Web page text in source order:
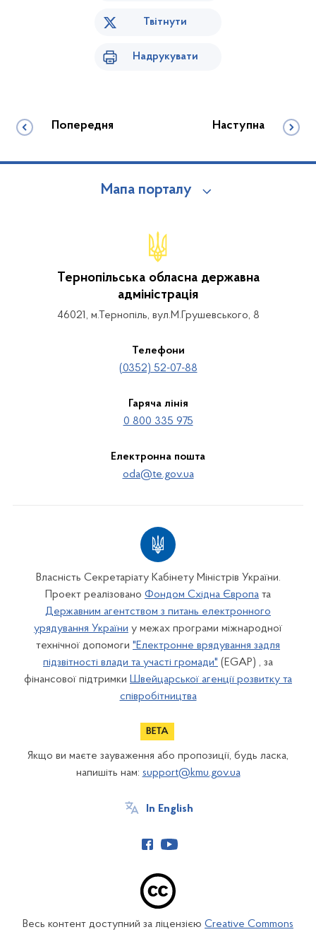
Твітнути
Надрукувати
Попередня Наступна
Мапа порталу
Тернопільська обласна державна
адміністрація
46021, м.Тернопіль, вул.М.Грушевського, 8
Телефони
(0352) 52-07-88
Гаряча лінія
0 800 335 975
Електронна пошта
oda@te.gov.ua
Власність Секретаріату Кабінету Міністрів України.
Проект реалізовано Фондом Східна Європа та
Державним агентством з питань електронного
урядування України у межах програми міжнародної
технічної допомоги "Електронне врядування задля
підзвітності влади та участі громади" (EGAP) , за
фінансової підтримки Швейцарської агенції розвитку та
співробітництва
Якщо ви маєте зауваження або пропозиції, будь ласка,
напишіть нам: support@kmu.gov.ua
In English
Весь контент доступний за ліцензією Creative Commons